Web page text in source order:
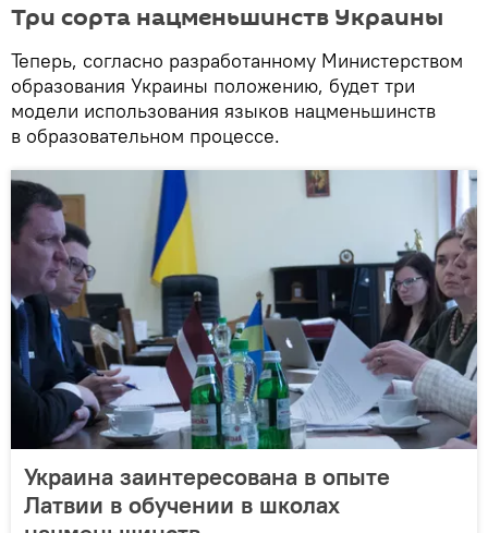
Три сорта нацменьшинств Украины
Теперь, согласно разработанному Министерством
образования Украины положению, будет три
модели использования языков нацменьшинств
в образовательном процессе.
Украина заинтересована в опыте
Латвии в обучении в школах